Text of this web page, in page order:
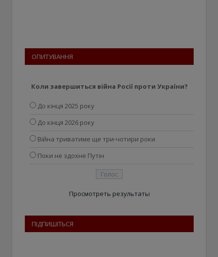
ОПИТУВАННЯ
Коли завершиться війна Росії проти України?
До кінця 2025 року
До кінця 2026 року
Війна триватиме ще три-чотири роки
Поки не здохне Путін
Просмотреть результаты
ПІДПИШІТЬСЯ